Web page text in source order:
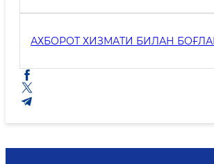
АХБОРОТ ХИЗМАТИ БИЛАН